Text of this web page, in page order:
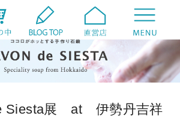
Siesta展 at 伊勢丹吉祥